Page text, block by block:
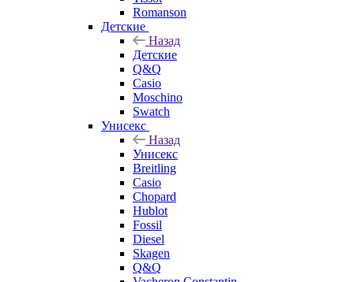
Romanson
Детские
Назад
Детские
Q&Q
Casio
Moschino
Swatch
Унисекс
Назад
Унисекс
Breitling
Casio
Chopard
Hublot
Fossil
Diesel
Skagen
Q&Q